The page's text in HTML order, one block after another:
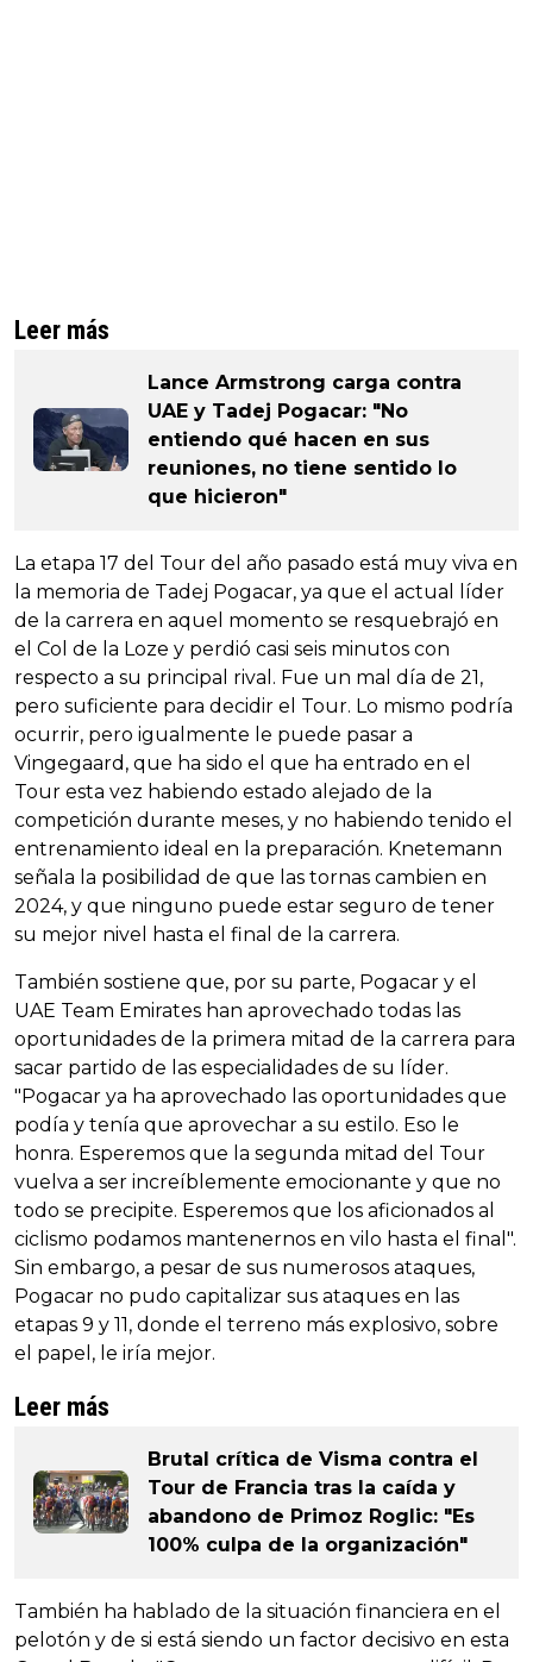
Leer más
Lance Armstrong carga contra
UAE y Tadej Pogacar: "No
entiendo qué hacen en sus
reuniones, no tiene sentido lo
que hicieron"
La etapa 17 del Tour del año pasado está muy viva en
la memoria de Tadej Pogacar, ya que el actual líder
de la carrera en aquel momento se resquebrajó en
el Col de la Loze y perdió casi seis minutos con
respecto a su principal rival. Fue un mal día de 21,
pero suficiente para decidir el Tour. Lo mismo podría
ocurrir, pero igualmente le puede pasar a
Vingegaard, que ha sido el que ha entrado en el
Tour esta vez habiendo estado alejado de la
competición durante meses, y no habiendo tenido el
entrenamiento ideal en la preparación. Knetemann
señala la posibilidad de que las tornas cambien en
2024, y que ninguno puede estar seguro de tener
su mejor nivel hasta el final de la carrera.
También sostiene que, por su parte, Pogacar y el
UAE Team Emirates han aprovechado todas las
oportunidades de la primera mitad de la carrera para
sacar partido de las especialidades de su líder.
"Pogacar ya ha aprovechado las oportunidades que
podía y tenía que aprovechar a su estilo. Eso le
honra. Esperemos que la segunda mitad del Tour
vuelva a ser increíblemente emocionante y que no
todo se precipite. Esperemos que los aficionados al
ciclismo podamos mantenernos en vilo hasta el final".
Sin embargo, a pesar de sus numerosos ataques,
Pogacar no pudo capitalizar sus ataques en las
etapas 9 y 11, donde el terreno más explosivo, sobre
el papel, le iría mejor.
Leer más
Brutal crítica de Visma contra el
Tour de Francia tras la caída y
abandono de Primoz Roglic: "Es
100% culpa de la organización"
También ha hablado de la situación financiera en el
pelotón y de si está siendo un factor decisivo en esta